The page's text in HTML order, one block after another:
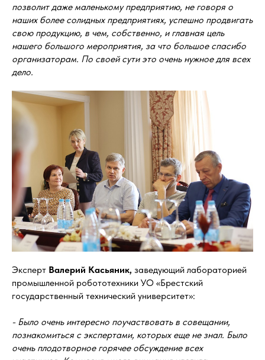
позволит даже маленькому предприятию, не говоря о
наших более солидных предприятиях, успешно продвигать
свою продукцию, в чем, собственно, и главная цель
нашего большого мероприятия, за что большое спасибо
организаторам. По своей сути это очень нужное для всех
дело.
Эксперт Валерий Касьяник, заведующий лабораторией
промышленной робототехники УО «Брестский
государственный технический университет»:
- Было очень интересно поучаствовать в совещании,
познакомиться с экспертами, которых еще не знал. Было
очень плодотворное горячее обсуждение всех